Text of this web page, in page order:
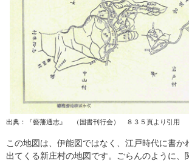
出典：『藝藩通志』 （国書刊行会） ８３５頁より引用
この地図は、伊能図ではなく、江戸時代に書か
出てくる新庄村の地図です。ごらんのように、